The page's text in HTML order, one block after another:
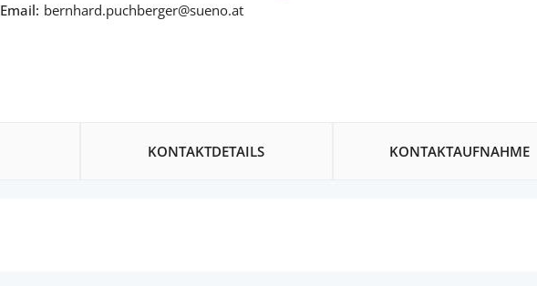
Email: bernhard.puchberger@sueno.at
KONTAKTDETAILS KONTAKTAUFNAHME